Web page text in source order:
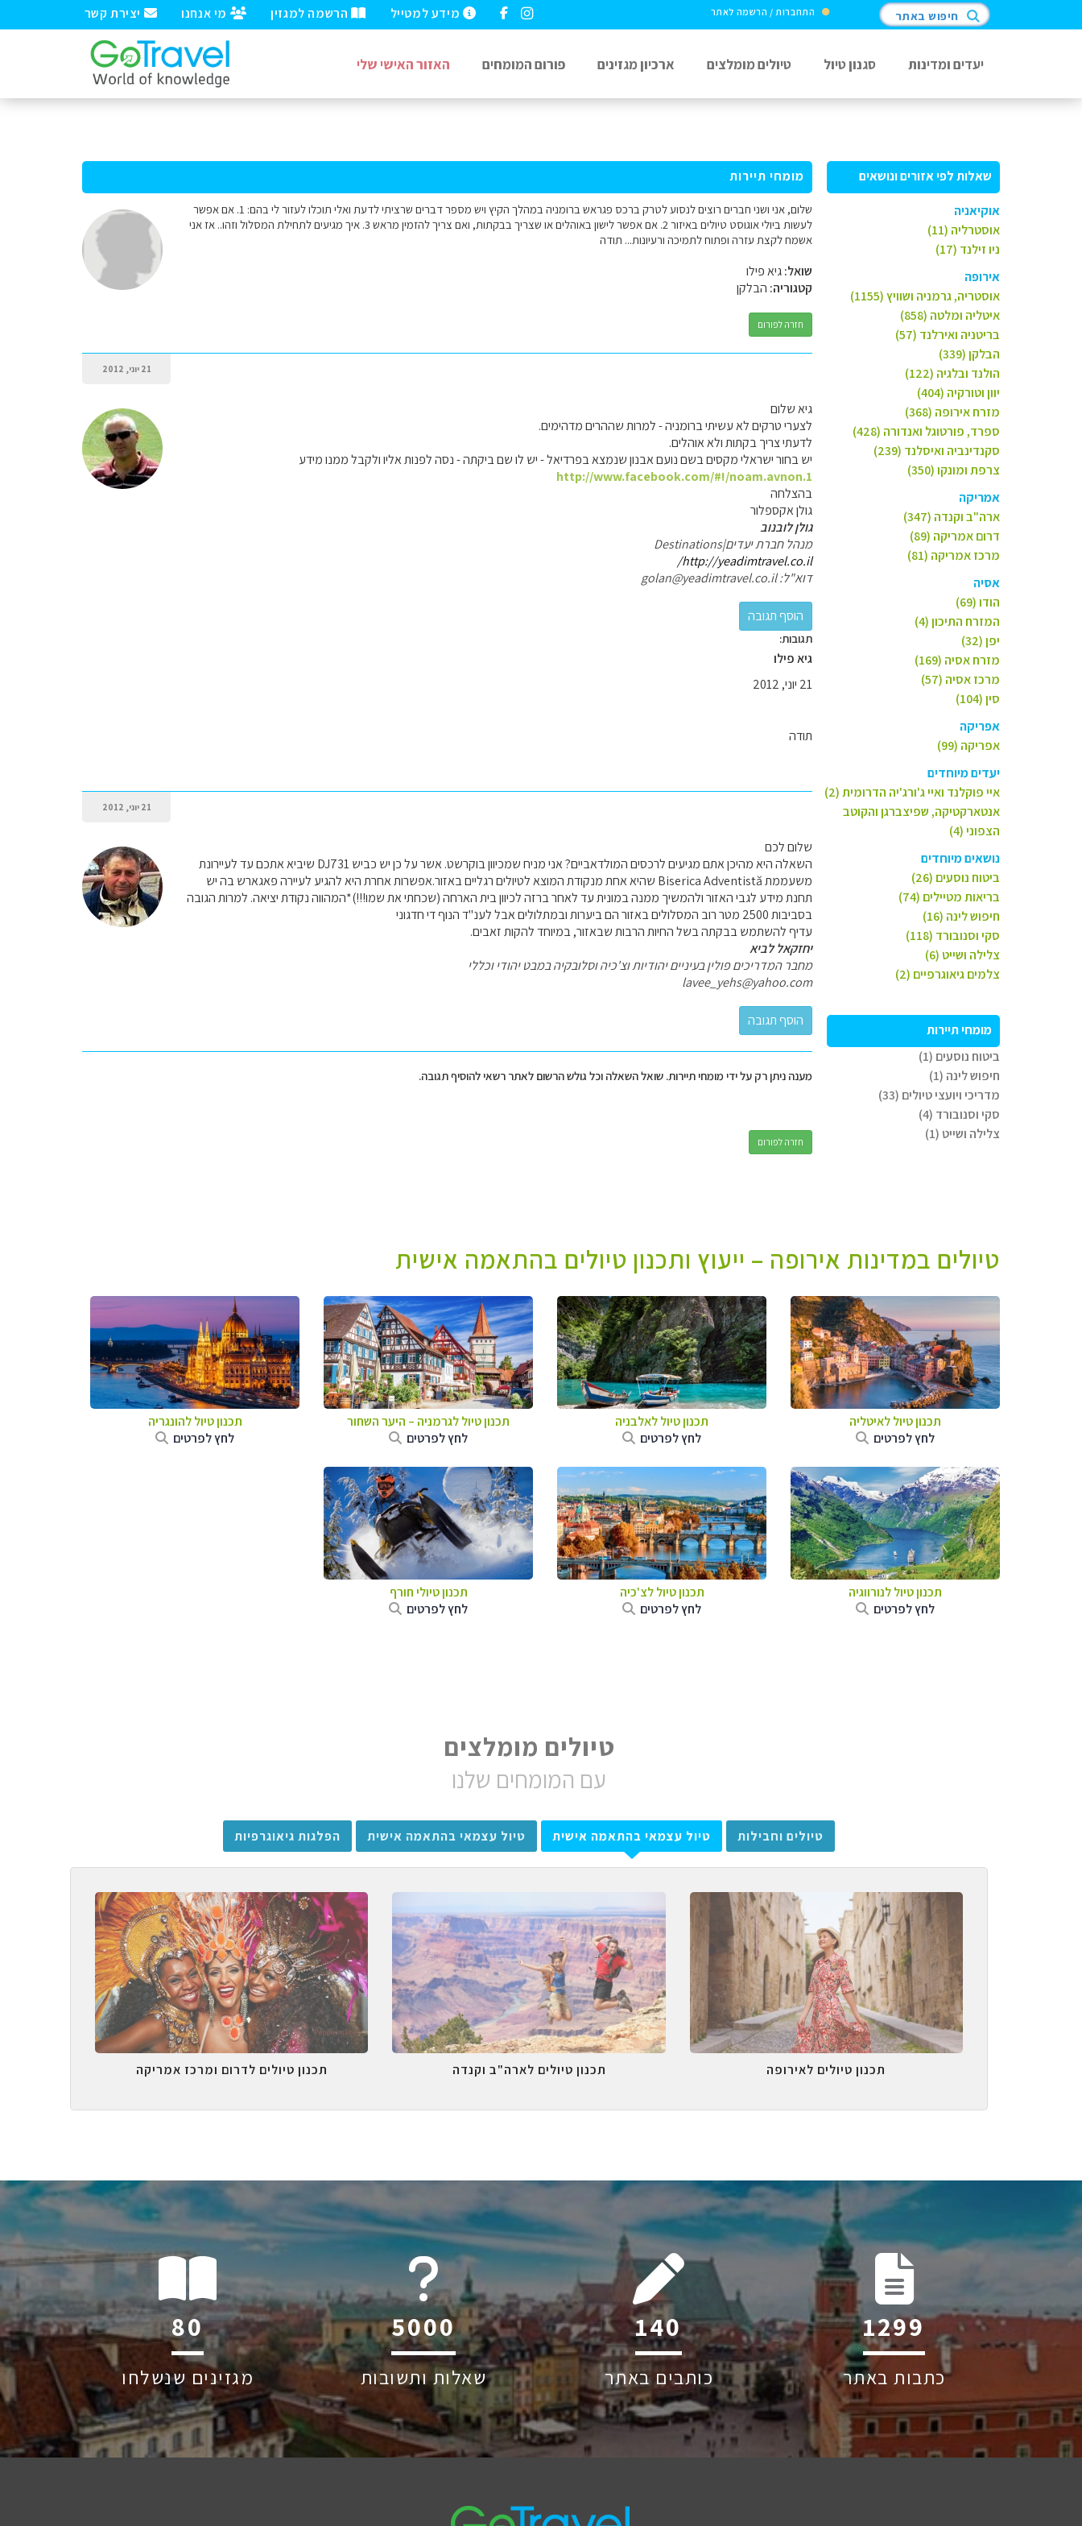
יצירת קשר מי אנחנו הרשמה למגזין מידע למטייל התחברות / הרשמה לאתר חיפוש באתר
יעדים ומדינות סגנון טיול טיולים מומלצים ארכיון מגזינים פורום המומחים האזור האישי שלי
שאלות לפי אזורים ונושאים
אוקיאניה
אוסטרליה (11)
ניו זילנד (17)
אירופה
אוסטריה, גרמניה ושוויץ (1155)
איטליה ומלטה (858)
בריטניה ואירלנד (57)
הבלקן (339)
הולנד ובלגיה (122)
יוון וטורקיה (404)
מזרח אירופה (368)
ספרד, פורטוגל ואנדורה (428)
סקנדינביה ואיסלנד (239)
צרפת ומונקו (350)
אמריקה
ארה"ב וקנדה (347)
דרום אמריקה (89)
מרכז אמריקה (81)
אסיה
הודו (69)
המזרח התיכון (4)
יפן (32)
מזרח אסיה (169)
מרכז אסיה (57)
סין (104)
אפריקה
אפריקה (99)
יעדים מיוחדים
איי פוקלנד ואיי ג'ורג'יה הדרומית (2)
אנטארקטיקה, שפיצברגן והקוטב
הצפוני (4)
נושאים מיוחדים
ביטוח נוסעים (26)
בריאות מטיילים (74)
חיפוש לינה (16)
סקי וסנובורד (118)
צלילה ושייט (6)
צלמים גיאוגרפיים (2)
מומחי תיירות
ביטוח נוסעים (1)
חיפוש לינה (1)
מדריכי ויועצי טיולים (33)
סקי וסנובורד (4)
צלילה ושייט (1)
מומחי תיירות
שלום, אני ושני חברים רוצים לנסוע לטרק ברכס פגראש ברומניה במהלך הקיץ ויש מספר דברים שרציתי לדעת ואלי תוכלו לעזור לי בהם: 1. אם אפשר
לעשות ביולי אוגוסט טיולים באיזור 2. אם אפשר לישון באוהלים או שצריך בבקתות, ואם צריך להזמין מראש 3. איך מגיעים לתחילת המסלול וזהו.. אז אני
אשמח לקצת עזרה ופתוח לתמיכה ורעיונות... תודה
שואל:גיא פילו
קטגוריה: הבלקן
חזרה לפורום
21 יוני, 2012
גיא שלום
לצערי טרקים לא עשיתי ברומניה - למרות שההרים מדהימים.
לדעתי צריך בקתות ולא אוהלים.
יש בחור ישראלי מקסים בשם נועם אבנון שנמצא בפרדיאל - יש לו שם ביקתה - נסה לפנות אליו ולקבל ממנו מידע
http://www.facebook.com/#!/noam.avnon.1
בהצלחה
גולן אקספלור
גולן לובנוב
מנהל חברת יעדים|Destinations
http://yeadimtravel.co.il/
דוא"ל: golan@yeadimtravel.co.il
תגובות:
גיא פילו
21 יוני, 2012
תודה
21 יוני, 2012
שלום לכם
השאלה היא מהיכן אתם מגיעים לרכסים המולדאביים? אני מניח שמכיוון בוקרשט. אשר על כן יש כביש DJ731 שיביא אתכם עד לעיירונת
משעממת Biserica Adventistă שהיא אחת מנקודת המוצא לטיולים רגליים באזור.אפשרות אחרת היא להגיע לעיירה פאגארש בה יש
תחנת מידע לגבי האזור ולהמשיך ממנה במונית עד לאחר ברזה לכיוון בית הארחה (שכחתי את שמו!!!)*המהווה נקודת יציאה. למרות הגובה
בסביבות 2500 מטר רוב המסלולים באזור הם ביערות ובמתלולים אבל לענ"ד הנוף די חדגוני
עדיף להשתמש בבקתה בשל החיות הרבות שבאזור, במיוחד להקות זאבים.
יחזקאל לביא
מחבר המדריכים פולין בעיניים יהודיות וצ'כיה וסלובקיה במבט יהודי וכללי
lavee_yehs@yahoo.com
מענה ניתן רק על ידי מומחי תיירות. שואל השאלה וכל גולש הרשום לאתר רשאי להוסיף תגובה.
חזרה לפורום
טיולים במדינות אירופה – ייעוץ ותכנון טיולים בהתאמה אישית
תכנון טיול לאיטליה
לחץ לפרטים
תכנון טיול לאלבניה
לחץ לפרטים
תכנון טיול לגרמניה – היער השחור
לחץ לפרטים
תכנון טיול להונגריה
לחץ לפרטים
תכנון טיול לנורווגיה
לחץ לפרטים
תכנון טיול לצ'כיה
לחץ לפרטים
תכנון טיולי חורף
לחץ לפרטים
טיולים מומלצים
עם המומחים שלנו
טיולים וחבילות טיול עצמאי בהתאמה אישית טיול עצמאי בהתאמה אישית הפלגות גיאוגרפיות
תכנון טיולים לאירופה תכנון טיולים לארה"ב וקנדה תכנון טיולים לדרום ומרכז אמריקה
120
מגזינים שנשלחו
6045
שאלות ותשובות
211
כותבים באתר
1960
כתבות באתר